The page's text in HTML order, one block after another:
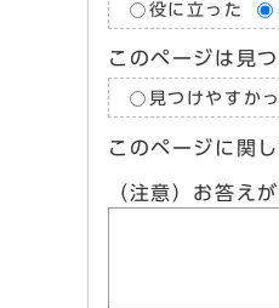
役に立った
このページは見
見つけやすか
このページに関
（注意）お答え